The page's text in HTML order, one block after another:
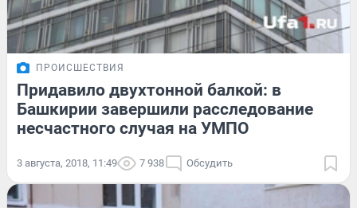
ПРОИСШЕСТВИЯ
Придавило двухтонной балкой: в
Башкирии завершили расследование
несчастного случая на УМПО
3 августа, 2018, 11:49 7 938 Обсудить